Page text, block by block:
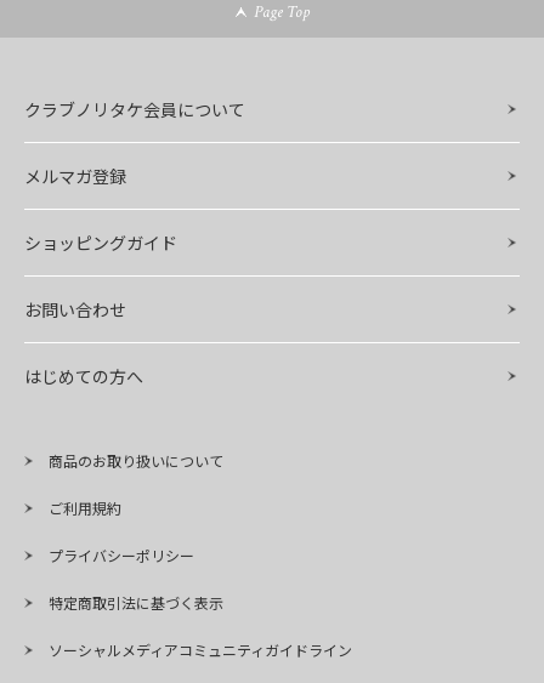
Page Top
クラブノリタケ会員について
メルマガ登録
ショッピングガイド
お問い合わせ
はじめての方へ
商品のお取り扱いについて
ご利用規約
プライバシーポリシー
特定商取引法に基づく表示
ソーシャルメディアコミュニティガイドライン